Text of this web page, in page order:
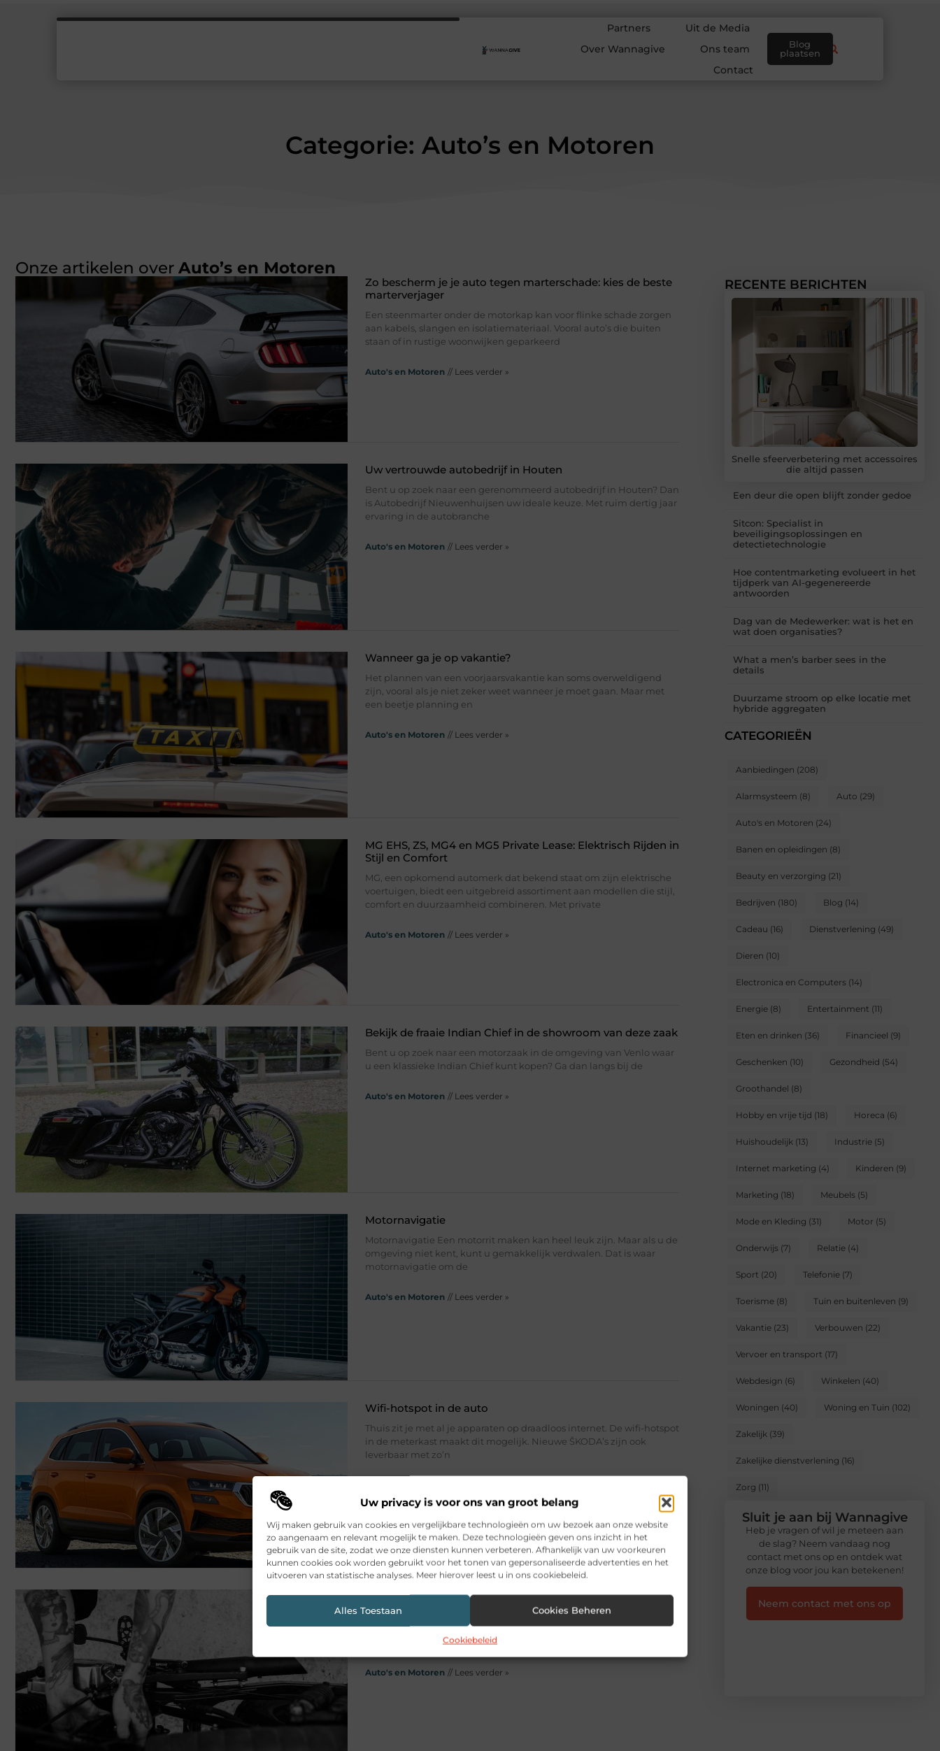
Uw privacy is voor ons van groot belang
Wij maken gebruik van cookies en vergelijkbare technologieën om uw bezoek aan onze website
zo aangenaam en relevant mogelijk te maken. Deze technologieën geven ons inzicht in het
gebruik van de site, zodat we onze diensten kunnen verbeteren. Afhankelijk van uw voorkeuren
kunnen cookies ook worden gebruikt voor het tonen van gepersonaliseerde advertenties en het
uitvoeren van statistische analyses. Meer hierover leest u in ons cookiebeleid.
Alles Toestaan Cookies Beheren
Cookiebeleid
Partners
Uit de Media
Over Wannagive
Ons team
Contact
Blog
plaatsen
Categorie: Auto’s en Motoren
Onze artikelen over Auto’s en Motoren
Zo bescherm je je auto tegen marterschade: kies de beste
marterverjager
Een steenmarter onder de motorkap kan voor flinke schade zorgen
aan kabels, slangen en isolatiemateriaal. Vooral auto’s die buiten
staan of in rustige woonwijken geparkeerd
Auto's en Motoren // Lees verder »
Uw vertrouwde autobedrijf in Houten
Bent u op zoek naar een gerenommeerd autobedrijf in Houten? Dan
is Autobedrijf Nieuwenhuijsen uw ideale keuze. Met ruim dertig jaar
ervaring in de autobranche
Auto's en Motoren // Lees verder »
Wanneer ga je op vakantie?
Het plannen van een voorjaarsvakantie kan soms overweldigend
zijn, vooral als je niet zeker weet wanneer je moet gaan. Maar met
een beetje planning en
Auto's en Motoren // Lees verder »
MG EHS, ZS, MG4 en MG5 Private Lease: Elektrisch Rijden in
Stijl en Comfort
MG, een opkomend automerk dat bekend staat om zijn elektrische
voertuigen, biedt een uitgebreid assortiment aan modellen die stijl,
comfort en duurzaamheid combineren. Met private
Auto's en Motoren // Lees verder »
Bekijk de fraaie Indian Chief in de showroom van deze zaak
Bent u op zoek naar een motorzaak in de omgeving van Venlo waar
u een klassieke Indian Chief kunt kopen? Ga dan langs bij de
Auto's en Motoren // Lees verder »
Motornavigatie
Motornavigatie Een motorrit maken kan heel leuk zijn. Maar als u de
omgeving niet kent, kunt u gemakkelijk verdwalen. Dat is waar
motornavigatie om de
Auto's en Motoren // Lees verder »
Wifi-hotspot in de auto
Thuis zit je met al je apparaten op draadloos internet. De wifi-hotspot
in de meterkast maakt dit mogelijk. Nieuwe ŠKODA’s zijn ook
leverbaar met zo’n
Demper verwijderen van je uitlaat.
Demper verwijderen van je uitlaat. Geluiddempers zijn een
apparaat dat wordt gebruikt om het geluid van een motor te
verminderen en de uitlaatgasstroom te regelen.
Auto's en Motoren // Lees verder »
RECENTE BERICHTEN
Snelle sfeerverbetering met accessoires
die altijd passen
Een deur die open blijft zonder gedoe
Sitcon: Specialist in
beveiligingsoplossingen en
detectietechnologie
Hoe contentmarketing evolueert in het
tijdperk van AI-gegenereerde
antwoorden
Dag van de Medewerker: wat is het en
wat doen organisaties?
What a men’s barber sees in the
details
Duurzame stroom op elke locatie met
hybride aggregaten
CATEGORIEËN
Aanbiedingen (208)
Alarmsysteem (8) Auto (29)
Auto's en Motoren (24)
Banen en opleidingen (8)
Beauty en verzorging (21)
Bedrijven (180) Blog (14)
Cadeau (16) Dienstverlening (49)
Dieren (10)
Electronica en Computers (14)
Energie (8) Entertainment (11)
Eten en drinken (36) Financieel (9)
Geschenken (10) Gezondheid (54)
Groothandel (8)
Hobby en vrije tijd (18) Horeca (6)
Huishoudelijk (13) Industrie (5)
Internet marketing (4) Kinderen (9)
Marketing (18) Meubels (5)
Mode en Kleding (31) Motor (5)
Onderwijs (7) Relatie (4)
Sport (20) Telefonie (7)
Toerisme (8) Tuin en buitenleven (9)
Vakantie (23) Verbouwen (22)
Vervoer en transport (17)
Webdesign (6) Winkelen (40)
Woningen (40) Woning en Tuin (102)
Zakelijk (39)
Zakelijke dienstverlening (16)
Zorg (11)
Sluit je aan bij Wannagive
Heb je vragen of wil je meteen aan
de slag? Neem vandaag nog
contact met ons op en ontdek wat
onze blog voor jou kan betekenen!
Neem contact met ons op